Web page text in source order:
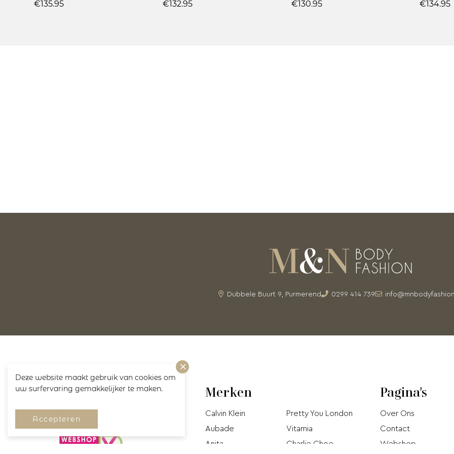
Deze website maakt gebruik van cookies om
uw surfervaring gemakkelijker te maken.
Accepteren
€135.95 €132.95 €130.95 €134.95
Dubbele Buurt 9, Purmerend 0299 414 739
Volg ons! Merken
Calvin Klein
Aubade
Anita
Pretty You London
Vitamia
Charlie Choe
Pagina's
Over Ons
Contact
Webshop